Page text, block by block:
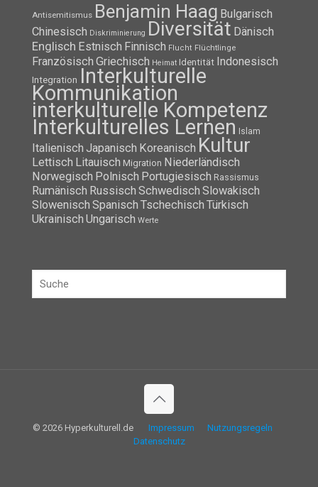
Antisemitismus Benjamin Haag Bulgarisch
Chinesisch Diskriminierung Diversität Dänisch
Englisch Estnisch Finnisch Flucht Flüchtlinge
Französisch Griechisch Heimat Identität Indonesisch
Integration Interkulturelle
Kommunikation
interkulturelle Kompetenz
Interkulturelles Lernen Islam
Italienisch Japanisch Koreanisch Kultur
Lettisch Litauisch Migration Niederländisch
Norwegisch Polnisch Portugiesisch Rassismus
Rumänisch Russisch Schwedisch Slowakisch
Slowenisch Spanisch Tschechisch Türkisch
Ukrainisch Ungarisch Werte
© 2026 Hyperkulturell.de Impressum
Nutzungsregeln
Datenschutz